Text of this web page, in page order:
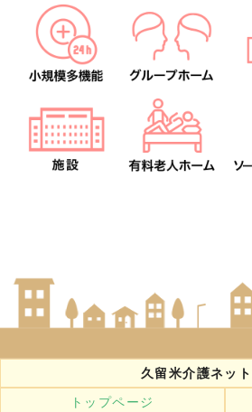
久留米介護ネッ
トップページ